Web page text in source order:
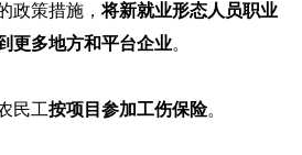
政策措施，将新就业形态人员职业
更多地方和平台企业。
民工按项目参加工伤保险。